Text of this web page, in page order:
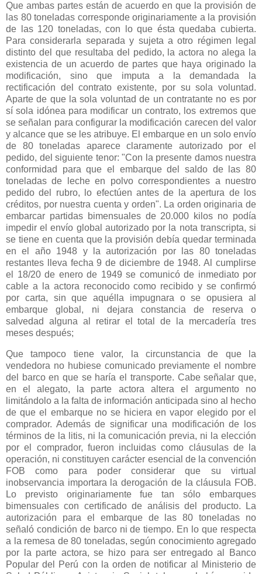
Que ambas partes están de acuerdo en que la provisión de
las 80 toneladas corresponde originariamente a la provisión
de las 120 toneladas, con lo que ésta quedaba cubierta.
Para considerarla separada y sujeta a otro régimen legal
distinto del que resultaba del pedido, la actora no alega la
existencia de un acuerdo de partes que haya originado la
modificación, sino que imputa a la demandada la
rectificación del contrato existente, por su sola voluntad.
Aparte de que la sola voluntad de un contratante no es por
sí sola idónea para modificar un contrato, los extremos que
se señalan para configurar la modificación carecen del valor
y alcance que se les atribuye. El embarque en un solo envío
de 80 toneladas aparece claramente autorizado por el
pedido, del siguiente tenor: "Con la presente damos nuestra
conformidad para que el embarque del saldo de las 80
toneladas de leche en polvo correspondientes a nuestro
pedido del rubro, lo efectúen antes de la apertura de los
créditos, por nuestra cuenta y orden". La orden originaria de
embarcar partidas bimensuales de 20.000 kilos no podía
impedir el envío global autorizado por la nota transcripta, si
se tiene en cuenta que la provisión debía quedar terminada
en el año 1948 y la autorización por las 80 toneladas
restantes lleva fecha 9 de diciembre de 1948. Al cumplirse
el 18/20 de enero de 1949 se comunicó de inmediato por
cable a la actora reconocido como recibido y se confirmó
por carta, sin que aquélla impugnara o se opusiera al
embarque global, ni dejara constancia de reserva o
salvedad alguna al retirar el total de la mercadería tres
meses después;
Que tampoco tiene valor, la circunstancia de que la
vendedora no hubiese comunicado previamente el nombre
del barco en que se haría el transporte. Cabe señalar que,
en el alegato, la parte actora altera el argumento no
limitándolo a la falta de información anticipada sino al hecho
de que el embarque no se hiciera en vapor elegido por el
comprador. Además de significar una modificación de los
términos de la litis, ni la comunicación previa, ni la elección
por el comprador, fueron incluidas como cláusulas de la
operación, ni constituyen carácter esencial de la convención
FOB como para poder considerar que su virtual
inobservancia importara la derogación de la cláusula FOB.
Lo previsto originariamente fue tan sólo embarques
bimensuales con certificado de análisis del producto. La
autorización para el embarque de las 80 toneladas no
señaló condición de barco ni de tiempo. En lo que respecta
a la remesa de 80 toneladas, según conocimiento agregado
por la parte actora, se hizo para ser entregado al Banco
Popular del Perú con la orden de notificar al Ministerio de